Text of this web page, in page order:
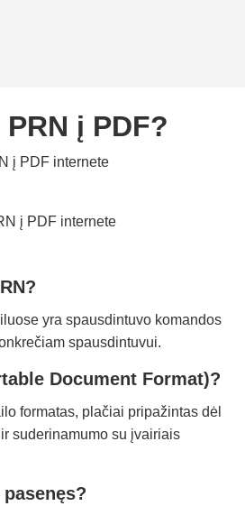
į PDF?
į PDF internete
yra spausdintuvo komandos
spausdintuvui.
Document Format)?
formatas, plačiai pripažintas dėl
suderinamumo su įvairiais